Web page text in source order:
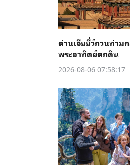
ด่านเจียยี่ว์กวนท่าม
พระอาทิตย์ตกดิน
2026-08-06 07:58:17